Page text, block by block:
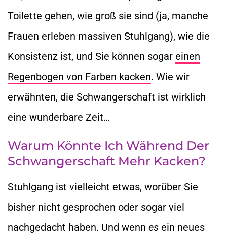
Toilette gehen, wie groß sie sind (ja, manche
Frauen erleben massiven Stuhlgang), wie die
Konsistenz ist, und Sie können sogar einen
Regenbogen von Farben kacken. Wie wir
erwähnten, die Schwangerschaft ist wirklich
eine wunderbare Zeit…
Warum Könnte Ich Während Der
Schwangerschaft Mehr Kacken?
Stuhlgang ist vielleicht etwas, worüber Sie
bisher nicht gesprochen oder sogar viel
nachgedacht haben. Und wenn es ein neues